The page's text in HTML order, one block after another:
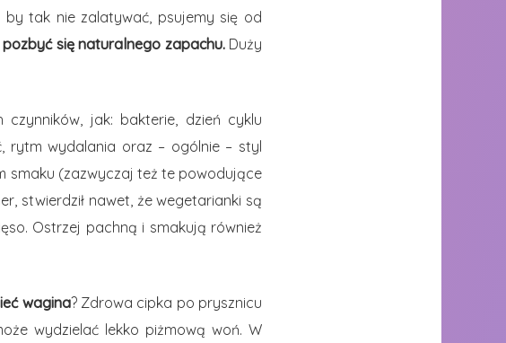
by tak nie zalatywać, psujemy się od
pozbyć się naturalnego zapachu.Duży
jak: bakterie, dzień cyklu
rytm wydalania oraz – ogólnie – styl
smaku (zazwyczaj też te powodujące
stwierdził nawet, że wegetarianki są
Ostrzej pachną i smakują również
wagina? Zdrowa cipka po prysznicu
wydzielać lekko piżmową woń. W